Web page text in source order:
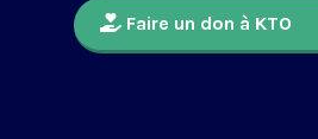
Faire un don à KTO